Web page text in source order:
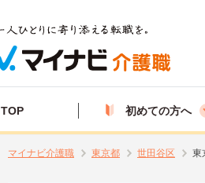
TOP 初めての方へ
マイナビ介護職 東京都 世田谷区 東